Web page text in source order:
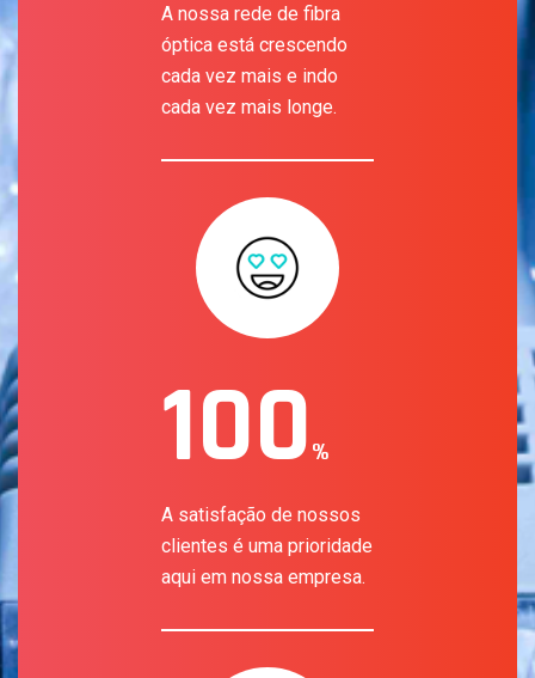
A nossa rede de fibra
óptica está crescendo
cada vez mais e indo
cada vez mais longe.
100%
A satisfação de nossos
clientes é uma prioridade
aqui em nossa empresa.